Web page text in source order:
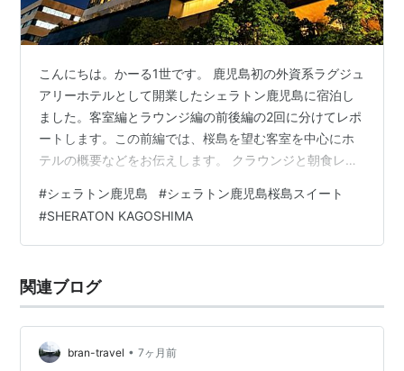
こんにちは。かーる1世です。 鹿児島初の外資系ラグジュ
アリーホテルとして開業したシェラトン鹿児島に宿泊し
ました。客室編とラウンジ編の前後編の2回に分けてレポ
ートします。この前編では、桜島を望む客室を中心にホ
テルの概要などをお伝えします。 クラウンジと朝食レス
ージはプロモーションが含まれています」 2026年6月の
宿泊です。(記載した情報は宿泊時のものなので、利用の
際は各公式サイトでご確認ください) もくじ アクセス/ロ
ットネス 喫煙所 桜島スイートルーム デラックスルーム
まとめ アクセ…
#シェラトン鹿児島 #シェラトン鹿児島桜島スイート
#SHERATON KAGOSHIMA
関連ブログ
bran-travel • 7ヶ月前